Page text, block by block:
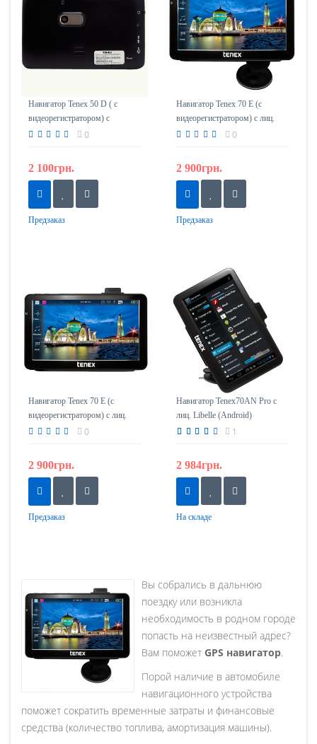
Навигатор Tenex 50 D ( c
видеорегистратором) с
лиц.Navitel
0
2 100грн.
Предзаказ
Навигатор Tenex 70 E (c
видеорегистратором) с лиц.
Libelle
0
2 900грн.
Предзаказ
Навигатор Tenex 70 E (c
видеорегистратором) с лиц.
Navitel
0
2 900грн.
Предзаказ
Навигатор Tenex70AN Pro с
лиц. Libelle (Android)
1
2 984грн.
На складе
Вы собрались в дальнюю
поездку или возникла
необходимость в родном городе
попасть на неизвестный адрес?
Вам поможет GPS навигатор.
Порой наличие в автомобиле
навигационного устройства
поможет сократить временные затраты и финансовые
средства (количество топлива, амортизация машины).